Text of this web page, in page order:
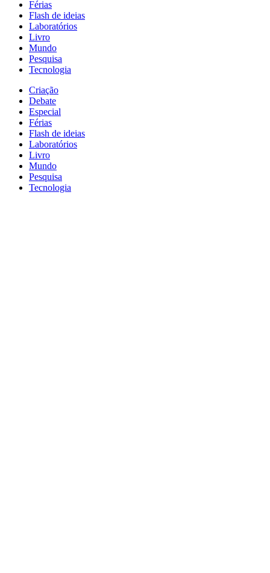
Férias
Flash de ideias
Laboratórios
Livro
Mundo
Pesquisa
Tecnologia
Criação
Debate
Especial
Férias
Flash de ideias
Laboratórios
Livro
Mundo
Pesquisa
Tecnologia